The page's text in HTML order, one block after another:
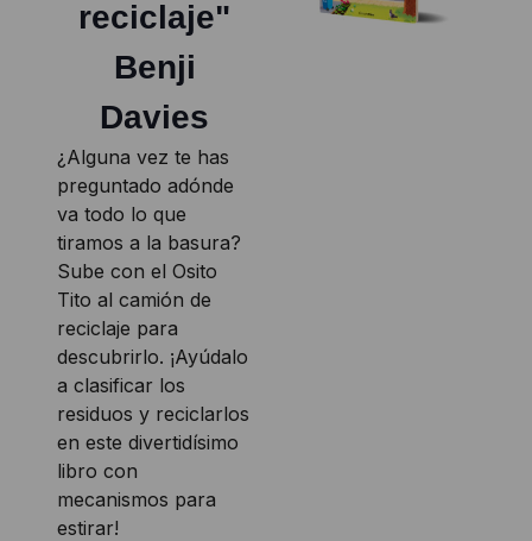
reciclaje"
Benji
Davies
¿Alguna vez te has
preguntado adónde
va todo lo que
tiramos a la basura?
Sube con el Osito
Tito al camión de
reciclaje para
descubrirlo. ¡Ayúdalo
a clasificar los
residuos y reciclarlos
en este divertidísimo
libro con
mecanismos para
estirar!